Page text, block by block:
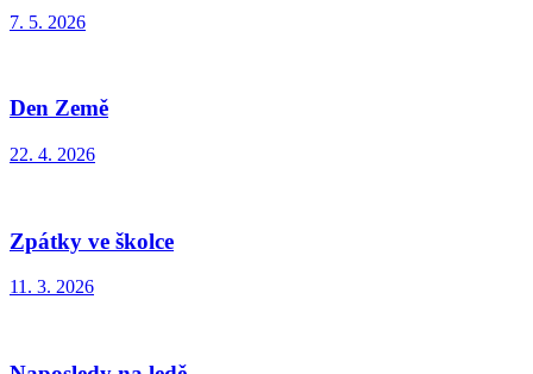
7. 5. 2026
Den Země
22. 4. 2026
Zpátky ve školce
11. 3. 2026